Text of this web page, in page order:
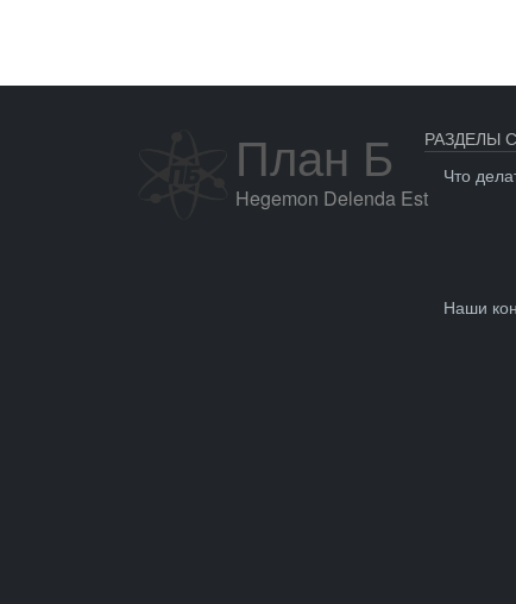
План Б
Hegemon Delenda Est
РАЗДЕЛЫ
Что
Наши